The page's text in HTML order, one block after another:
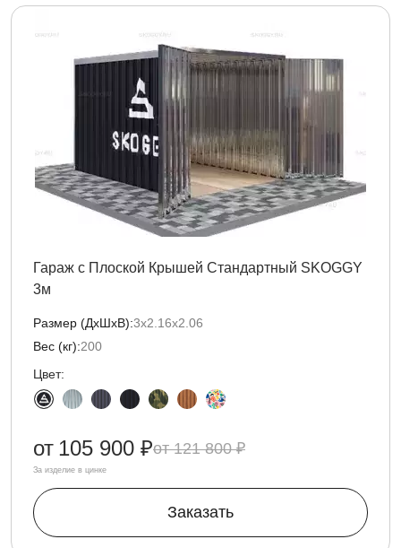
Гараж с Плоской Крышей Стандартный SKOGGY
3м
Размер (ДxШxВ):3х2.16х2.06
Вес (кг):200
Цвет:
121 800 ₽
от 105 900 ₽
За изделие в цинке
Заказать